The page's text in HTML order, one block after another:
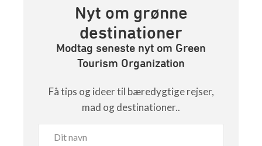
Nyt om grønne
destinationer
Modtag seneste nyt om Green
Tourism Organization
Få tips og ideer til bæredygtige rejser,
mad og destinationer..